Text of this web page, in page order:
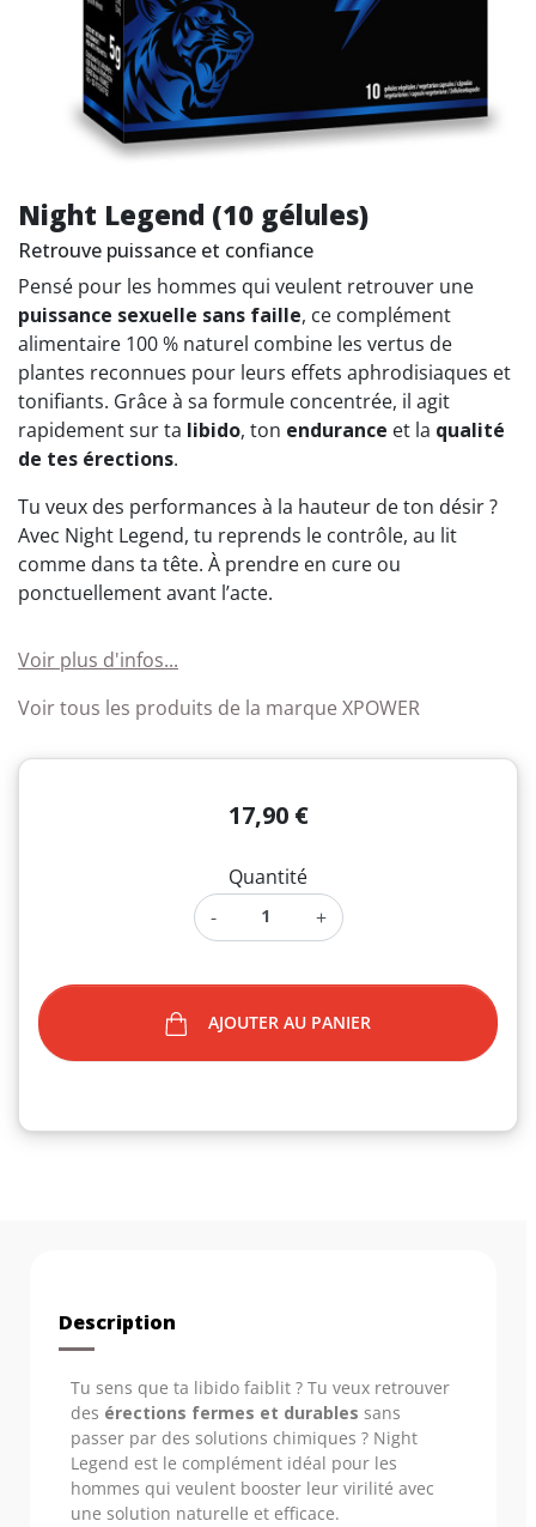
Night Legend (10 gélules)
Retrouve puissance et confiance
Pensé pour les hommes qui veulent retrouver une
puissance sexuelle sans faille, ce complément
alimentaire 100 % naturel combine les vertus de
plantes reconnues pour leurs effets aphrodisiaques et
tonifiants. Grâce à sa formule concentrée, il agit
rapidement sur ta libido, ton endurance et la qualité
de tes érections.
Tu veux des performances à la hauteur de ton désir ?
Avec Night Legend, tu reprends le contrôle, au lit
comme dans ta tête. À prendre en cure ou
ponctuellement avant l’acte.
Voir plus d'infos...
Voir tous les produits de la marque XPOWER
17,90 €
Quantité
-
+
AJOUTER AU PANIER
Description
Tu sens que ta libido faiblit ? Tu veux retrouver
des érections fermes et durables sans
passer par des solutions chimiques ? Night
Legend est le complément idéal pour les
hommes qui veulent booster leur virilité avec
une solution naturelle et efficace.